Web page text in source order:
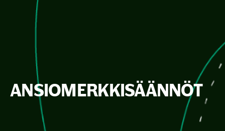
ANSIOMERKKISÄÄNNÖT